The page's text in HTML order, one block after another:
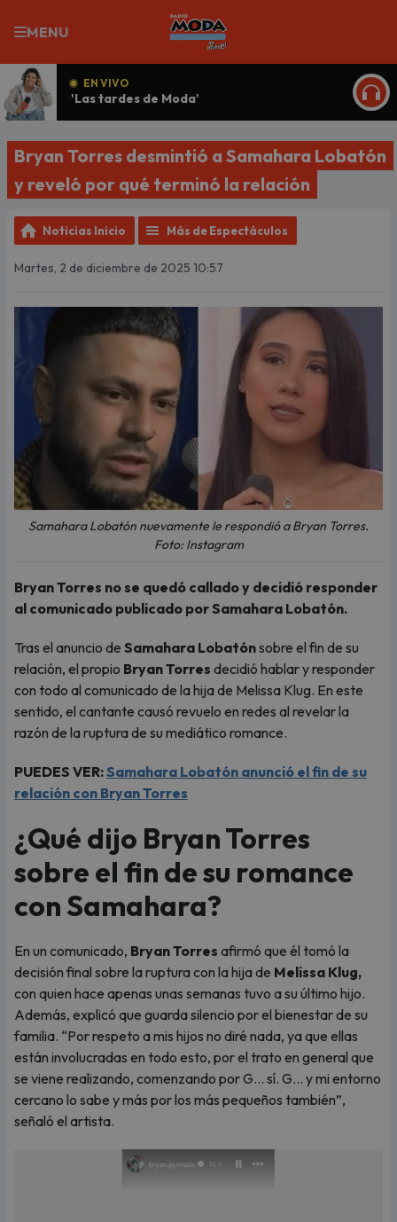
MENU
EN VIVO
'Las tardes de Moda'
Bryan Torres desmintió a Samahara Lobatón
y reveló por qué terminó la relación
Noticias Inicio Más de Espectáculos
Martes, 2 de diciembre de 2025 10:57
Samahara Lobatón nuevamente le respondió a Bryan Torres.
Foto: Instagram
Bryan Torres no se quedó callado y decidió responder
al comunicado publicado por Samahara Lobatón.
Tras el anuncio de Samahara Lobatónsobre el fin de su
relación, el propio Bryan Torres decidió hablar y responder
con todo al comunicado de la hija de Melissa Klug. En este
sentido, el cantante causó revuelo en redes al revelar la
razón de la ruptura de su mediático romance.
PUEDES VER:Samahara Lobatón anunció el fin de su
relación con Bryan Torres
¿Qué dijo Bryan Torres
sobre el fin de su romance
con Samahara?
En un comunicado, Bryan Torres afirmó que él tomó la
decisión final sobre la ruptura con la hija de Melissa Klug,
con quien hace apenas unas semanas tuvo a su último hijo.
Además, explicó que guarda silencio por el bienestar de su
familia. “Por respeto a mis hijos no diré nada, ya que ellas
están involucradas en todo esto, por el trato en general que
se viene realizando, comenzando por G… sí. G… y mi entorno
cercano lo sabe y más por los más pequeños también”,
señaló el artista.